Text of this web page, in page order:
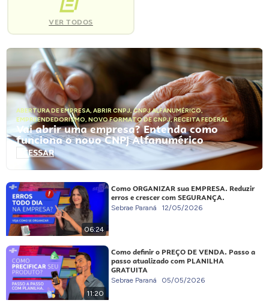
VER TODOS
ABERTURA DE EMPRESA, ABRIR CNPJ,CNPJ ALFANUMÉRICO,
EMPREENDEDORISMO, NOVO FORMATO DE CNPJ,RECEITA FEDERAL
Vai abrir uma empresa? Entenda como
funciona o novo CNPJ Alfanumérico
ACESSAR
06:24
Como ORGANIZAR sua EMPRESA. Reduzir
erros e crescer com SEGURANÇA.
Sebrae Paraná 12/05/2026
11:20
Como definir o PREÇO DE VENDA. Passo a
passo atualizado com PLANILHA
GRATUITA
Sebrae Paraná 05/05/2026